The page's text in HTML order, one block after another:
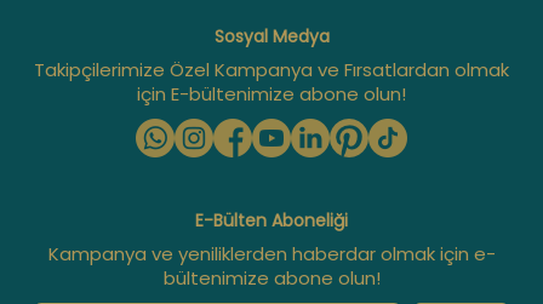
Sosyal Medya
Takipçilerimize Özel Kampanya ve Fırsatlardan olmak
için E-bültenimize abone olun!
E-Bülten Aboneliği
Kampanya ve yeniliklerden haberdar olmak için e-
bültenimize abone olun!